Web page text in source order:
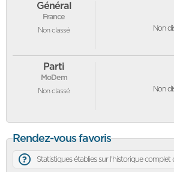
Général
France
Non classé Non
Parti
MoDem
Non classé Non
Rendez-vous favoris
Statistiques établies sur l'historique complet